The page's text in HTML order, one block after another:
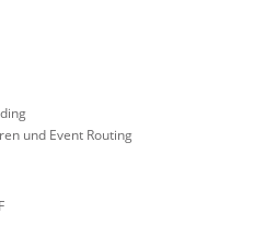
und Event Routing